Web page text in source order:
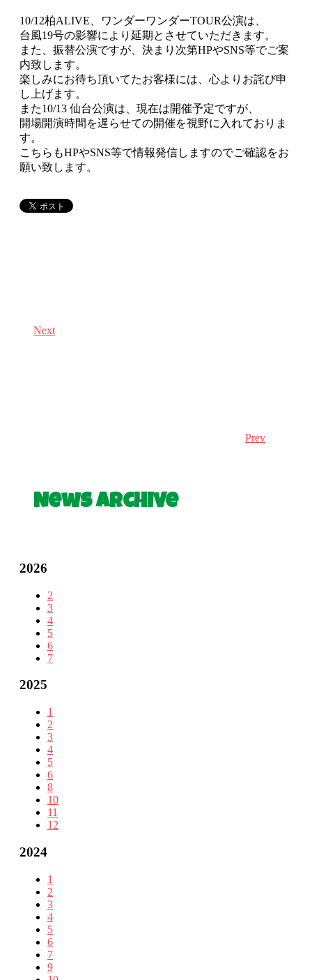
10/12柏ALIVE、ワンダーワンダーTOUR公演は、
台風19号の影響により延期とさせていただきます。
また、振替公演ですが、決まり次第HPやSNS等でご案
内致します。
楽しみにお待ち頂いてたお客様には、心よりお詫び申
し上げます。
また10/13 仙台公演は、現在は開催予定ですが、
開場開演時間を遅らせての開催を視野に入れておりま
す。
こちらもHPやSNS等で情報発信しますのでご確認をお
願い致します。
Next
Prev
News Archive
2026
2
3
4
5
6
7
2025
1
2
3
4
5
6
8
10
11
12
2024
1
2
3
4
5
6
7
9